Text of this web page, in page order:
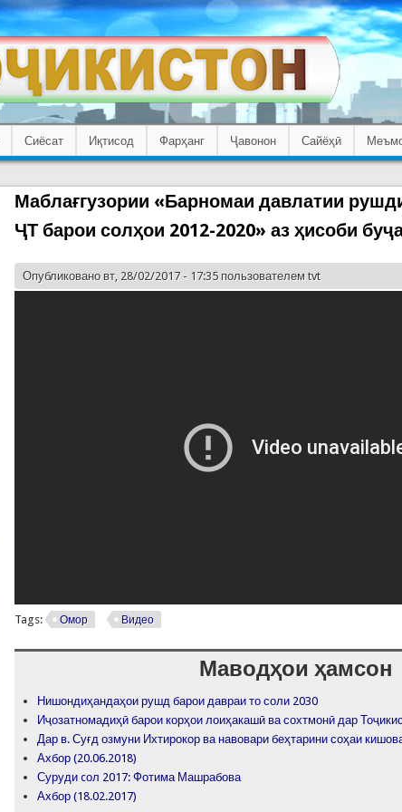
Сиёсат Иқтисод Фарҳанг Ҷавонон Сайёҳӣ
Маблағгузории «Барномаи давлатии
ҶТ барои солҳои 2012-2020» аз ҳисоби
Опубликовано вт, 28/02/2017 - 17:35 пользователемtvt
Tags: Омор Видео
Маводҳои ҳамсон
Нишондиҳандаҳои рушд барои давраи то соли 2030
Иҷозатномадиҳӣ барои корҳои лоиҳакашӣ ва сохтмонӣ дар
Дар в. Суғд озмуни Ихтирокор ва навовари беҳтарини соҳаи
Ахбор (20.06.2018)
Суруди cол 2017: Фотима Машрабова
Ахбор (18.02.2017)